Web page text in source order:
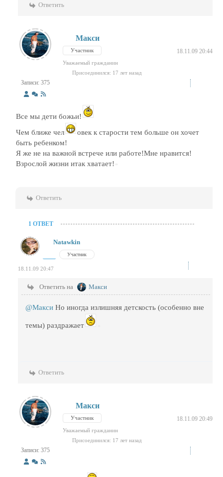
Ответить
Записи: 375
Макси
Участник 18.11.09 20:44
Уважаемый гражданин
Присоединился: 17 лет назад
Все мы дети божьи!
Чем ближе чел
овек к старости тем больше он хочет
быть ребенком!
Я же не на важной встрече или работе!Мне нравится!
Взрослой жизни итак хватает!
Ответить
1 ОТВЕТ
Natawkin
Участник
18.11.09 20:47
Ответить на Макси
@Макси Но иногда излишняя детскость (особенно вне
темы) раздражает
Ответить
Записи: 375
Макси
Участник 18.11.09 20:49
Уважаемый гражданин
Присоединился: 17 лет назад